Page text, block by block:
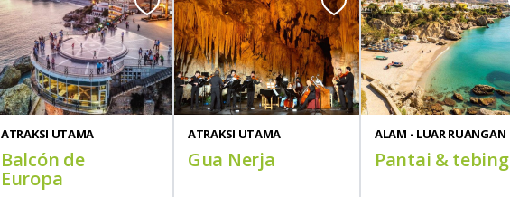
ATRAKSI UTAMA
Balcón de
Europa
ATRAKSI UTAMA
Gua Nerja
ALAM - LUAR RUANGAN
Pantai & tebing